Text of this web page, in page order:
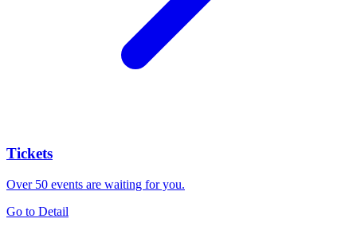
Tickets
Over 50 events are waiting for you.
Go to Detail